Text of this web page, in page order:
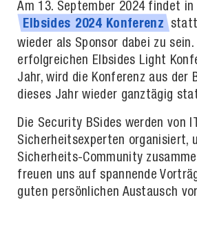
Am 13. September 2024 findet in
Elbsides 2024 Konferenz
wieder als Sponsor dabei zu
erfolgreichen Elbsides Light
Jahr, wird die Konferenz aus der
dieses Jahr wieder ganztägig
Die Security BSides werden von
Sicherheitsexperten organisiert,
Sicherheits-Community
freuen uns auf spannende
guten persönlichen Austausch